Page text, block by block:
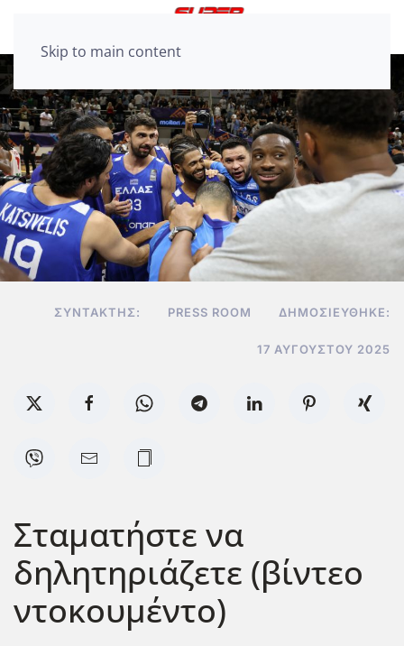
Skip to main content
ΣΥΝΤΆΚΤΗΣ: PRESS ROOM ΔΗΜΟΣΙΕΎΘΗΚΕ:
17 ΑΥΓΟΎΣΤΟΥ 2025
Σταματήστε να
δηλητηριάζετε (βίντεο
ντοκουμέντο)